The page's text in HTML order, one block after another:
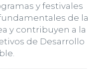
y festivales
de la
y contribuyen a la
de Desarrollo